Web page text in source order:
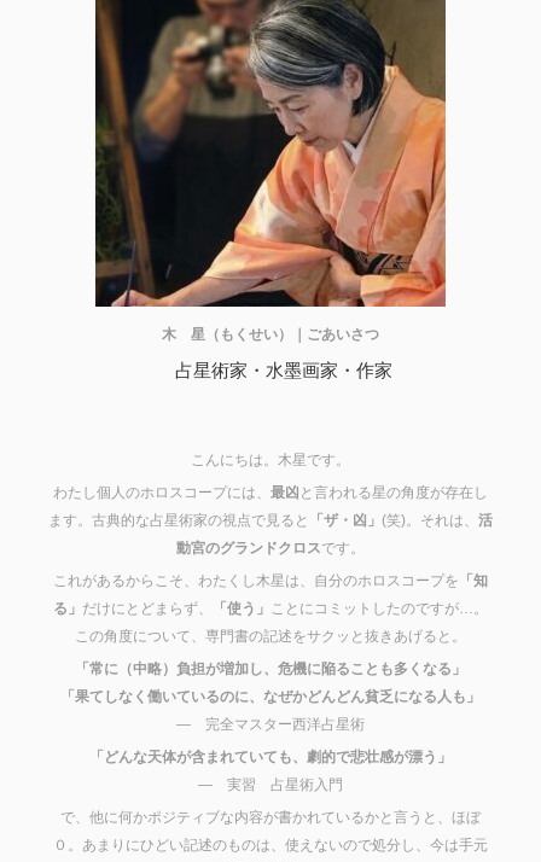
木 星（もくせい）｜ごあいさつ
占星術家・水墨画家・作家
こんにちは。木星です。
わたし個人のホロスコープには、 最凶 と言われる星の角度が存在し
ます。古典的な占星術家の視点で見ると
「ザ・凶」 (笑)。それは、 活
動宮のグランドクロスです。
これがあるからこそ、わたくし木星は、自分のホロスコープを 「知
る」 だけにとどまらず、 「使う」
ことにコミットしたのですが…。
この角度について、専門書の記述をサクッと抜きあげると。
「常に（中略）負担が増加し、危機に陥ることも多くなる」
「果てしなく働いているのに、なぜかどんどん貧乏になる人も」
― 完全マスター西洋占星術
「どんな天体が含まれていても、劇的で悲壮感が漂う」
― 実習 占星術入門
で、他に何かポジティブな内容が書かれているかと言うと、ほぼ
０。あまりにひどい記述のものは、使えないので処分し、今は手元